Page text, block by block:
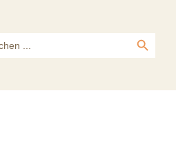
Search Button